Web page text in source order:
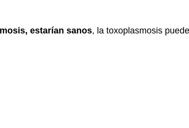
estarían sanos, la toxoplasmosis